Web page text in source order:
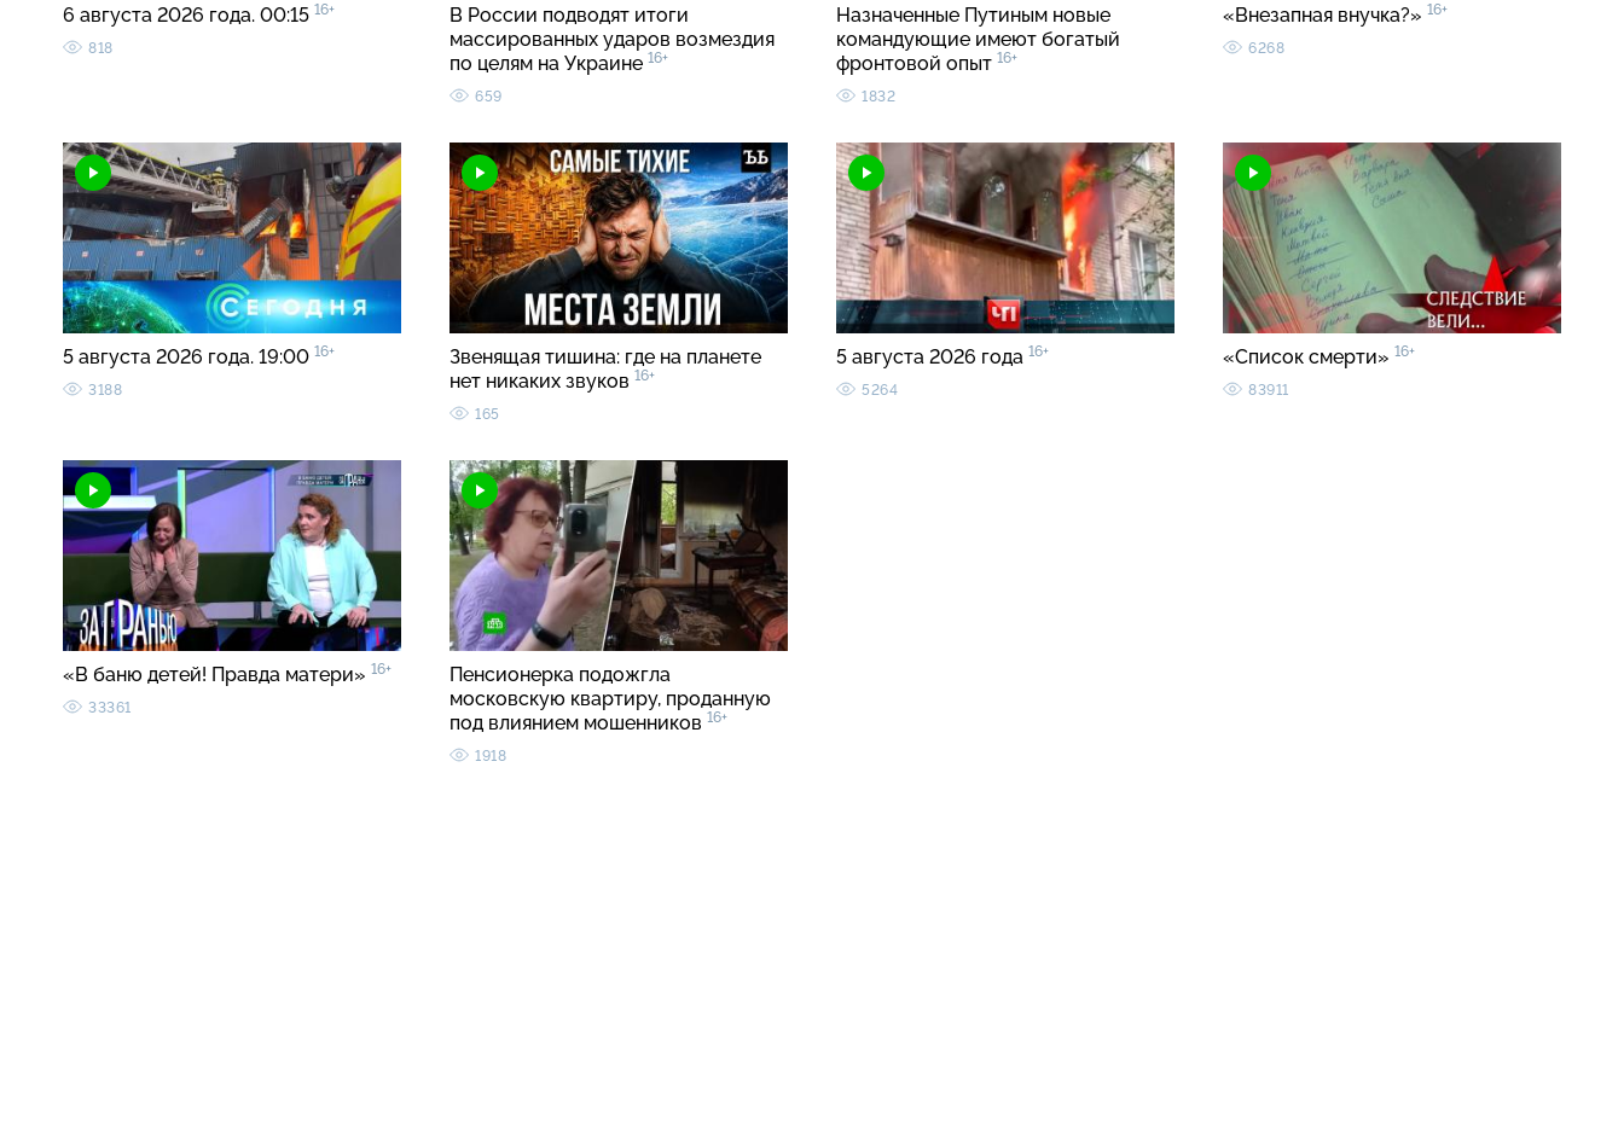
6 августа 2026 года. 00:15 16+
818
В России подводят итоги
массированных ударов возмездия
по целям на Украине 16+
659
Назначенные Путиным новые
командующие имеют богатый
фронтовой опыт 16+
1832
«Внезапная внучка?» 16+
6268
5 августа 2026 года. 19:00 16+
3188
Звенящая тишина: где на планете
нет никаких звуков 16+
165
5 августа 2026 года 16+
5264
«Список смерти» 16+
83911
«В баню детей! Правда матери» 16+
33361
Пенсионерка подожгла
московскую квартиру, проданную
под влиянием мошенников 16+
1918